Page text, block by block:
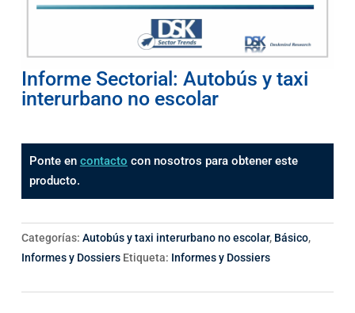
Informe Sectorial: Autobús y taxi
interurbano no escolar
Ponte en contacto con nosotros para obtener este
producto.
Categorías: Autobús y taxi interurbano no escolar, Básico,
Informes y Dossiers Etiqueta: Informes y Dossiers